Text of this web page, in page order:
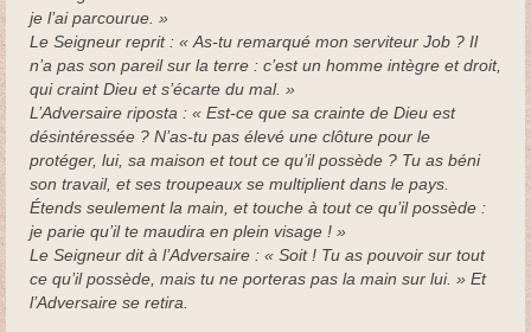
Autres Vitraux
Écrits
Contact
je l’ai parcourue. »
Le Seigneur reprit : « As-tu remarqué mon serviteur Job ? Il
n’a pas son pareil sur la terre : c’est un homme intègre et droit,
qui craint Dieu et s’écarte du mal. »
L’Adversaire riposta : « Est-ce que sa crainte de Dieu est
désintéressée ? N’as-tu pas élevé une clôture pour le
protéger, lui, sa maison et tout ce qu’il possède ? Tu as béni
son travail, et ses troupeaux se multiplient dans le pays.
Étends seulement la main, et touche à tout ce qu’il possède :
je parie qu’il te maudira en plein visage ! »
Le Seigneur dit à l’Adversaire : « Soit ! Tu as pouvoir sur tout
ce qu’il possède, mais tu ne porteras pas la main sur lui. » Et
l’Adversaire se retira.